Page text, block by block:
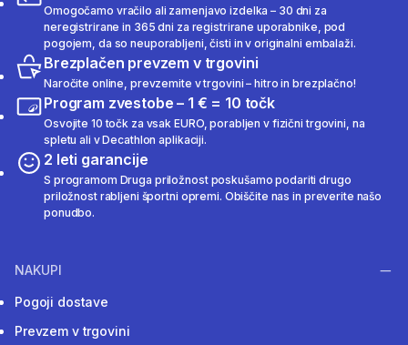
Omogočamo vračilo ali zamenjavo izdelka – 30 dni za
neregistrirane in 365 dni za registrirane uporabnike, pod
pogojem, da so neuporabljeni, čisti in v originalni embalaži.
Brezplačen prevzem v trgovini
Naročite online, prevzemite v trgovini – hitro in brezplačno!
Program zvestobe – 1 € = 10 točk
Osvojite 10 točk za vsak EURO, porabljen v fizični trgovini, na
spletu ali v Decathlon aplikaciji.
2 leti garancije
S programom Druga priložnost poskušamo podariti drugo
priložnost rabljeni športni opremi. Obiščite nas in preverite našo
ponudbo.
NAKUPI
Pogoji dostave
Prevzem v trgovini